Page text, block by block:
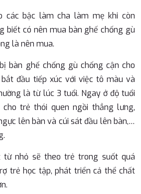
các bậc làm cha làm mẹ khi còn
biết có nên mua bàn ghế chống gù
là nên mua.
bàn ghế chống gù chống cận cho
đầu tiếp xúc với việc tô màu và
là từ lúc 3 tuổi. Ngay ở độ tuổi
cho trẻ thói quen ngồi thẳng lưng,
lên bàn và cúi sát đầu lên bàn,…
từ nhỏ sẽ theo trẻ trong suốt quá
trẻ học tập, phát triển cả thể chất